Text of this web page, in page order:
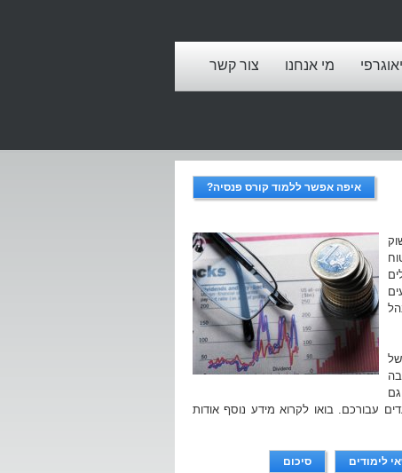
מי אנחנו צור קשר
איפה אפשר ללמוד קורס פנסיה?
עבורכם. בואו לקרוא מידע נוסף אודות
לימודים סיכום